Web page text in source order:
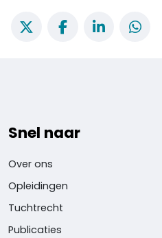
Snel naar
Over ons
Opleidingen
Tuchtrecht
Publicaties